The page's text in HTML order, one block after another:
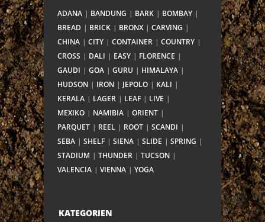
ADANA BANDUNG BARK
BOMBAY
BREAD
BRICK BRONX
CARVING
CHINA
CITY CONTAINER
COUNTRY
CROSS
DALI EASY
FLORENCE
GAUDI
GOA GURU
HIMALAYA
HUDSON
IRON JEPOLO
KALI
KERALA
LAGER LEAF
LIVE
MEXIKO
NAMIBIA
ORIENT
PARQUET
REEL ROOT
SCANDI
SEBA
SHELF SIENA SLIDE
SPRING
STADIUM
THUNDER
TUCSON
VALENCIA
VIENNA YOGA
KATEGORIEN